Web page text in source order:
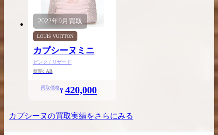
2022年9月 買取
LOUIS VUITTON
カプシーヌミニ
ピンク / リザード
状態: AB
買取価格¥ 420,000
カプシーヌの買取実績をさらにみる